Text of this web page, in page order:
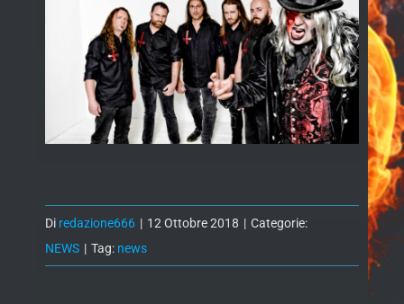
Di redazione666 | 12 Ottobre 2018 | Categorie:
NEWS | Tag: news